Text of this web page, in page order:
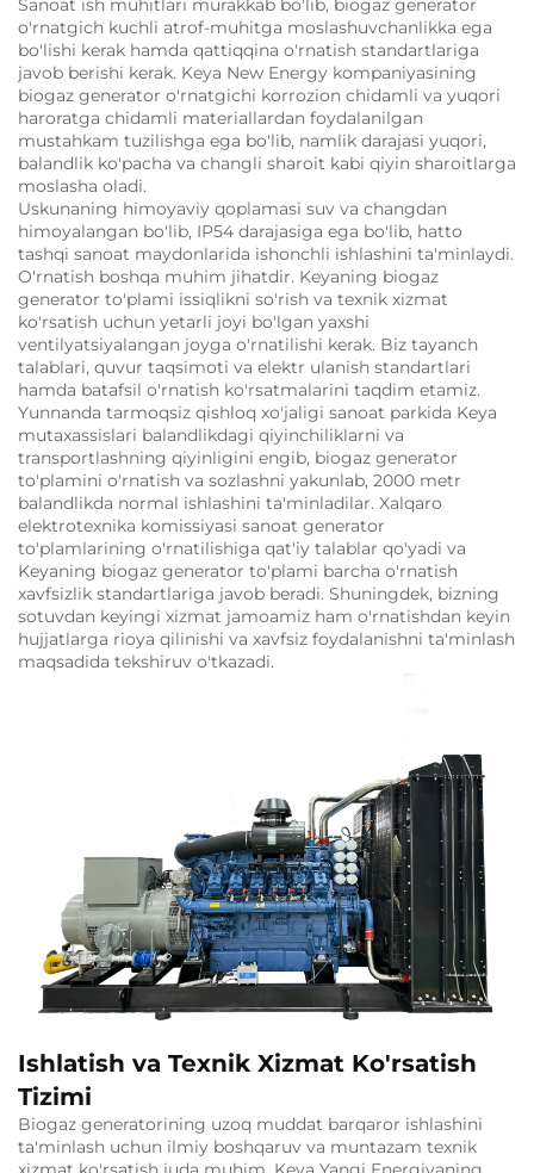
Sanoat ish muhitlari murakkab bo'lib, biogaz generator
o'rnatgich kuchli atrof-muhitga moslashuvchanlikka ega
bo'lishi kerak hamda qattiqqina o'rnatish standartlariga
javob berishi kerak. Keya New Energy kompaniyasining
biogaz generator o'rnatgichi korrozion chidamli va yuqori
haroratga chidamli materiallardan foydalanilgan
mustahkam tuzilishga ega bo'lib, namlik darajasi yuqori,
balandlik ko'pacha va changli sharoit kabi qiyin sharoitlarga
moslasha oladi.
Uskunaning himoyaviy qoplamasi suv va changdan
himoyalangan bo'lib, IP54 darajasiga ega bo'lib, hatto
tashqi sanoat maydonlarida ishonchli ishlashini ta'minlaydi.
O'rnatish boshqa muhim jihatdir. Keyaning biogaz
generator to'plami issiqlikni so'rish va texnik xizmat
ko'rsatish uchun yetarli joyi bo'lgan yaxshi
ventilyatsiyalangan joyga o'rnatilishi kerak. Biz tayanch
talablari, quvur taqsimoti va elektr ulanish standartlari
hamda batafsil o'rnatish ko'rsatmalarini taqdim etamiz.
Yunnanda tarmoqsiz qishloq xo'jaligi sanoat parkida Keya
mutaxassislari balandlikdagi qiyinchiliklarni va
transportlashning qiyinligini engib, biogaz generator
to'plamini o'rnatish va sozlashni yakunlab, 2000 metr
balandlikda normal ishlashini ta'minladilar. Xalqaro
elektrotexnika komissiyasi sanoat generator
to'plamlarining o'rnatilishiga qat'iy talablar qo'yadi va
Keyaning biogaz generator to'plami barcha o'rnatish
xavfsizlik standartlariga javob beradi. Shuningdek, bizning
sotuvdan keyingi xizmat jamoamiz ham o'rnatishdan keyin
hujjatlarga rioya qilinishi va xavfsiz foydalanishni ta'minlash
maqsadida tekshiruv o'tkazadi.
Ishlatish va Texnik Xizmat Ko'rsatish
Tizimi
Biogaz generatorining uzoq muddat barqaror ishlashini
ta'minlash uchun ilmiy boshqaruv va muntazam texnik